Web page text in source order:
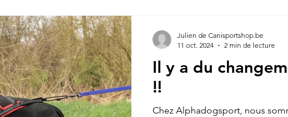
Il y a du
!!
Chez Alphadogsport, nous
Julien de Canisportshop.be
11 oct. 2024
2 min de lecture